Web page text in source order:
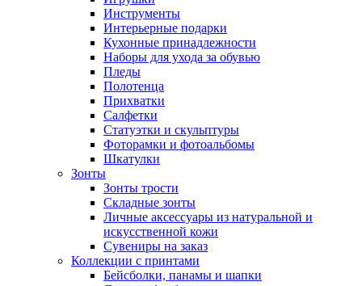
Инструменты
Интерьерные подарки
Кухонные принадлежности
Наборы для ухода за обувью
Пледы
Полотенца
Прихватки
Салфетки
Статуэтки и скульптуры
Фоторамки и фотоальбомы
Шкатулки
Зонты
Зонты трости
Складные зонты
Личные аксессуары из натуральной и
искусственной кожи
Сувениры на заказ
Коллекции с принтами
Бейсболки, панамы и шапки